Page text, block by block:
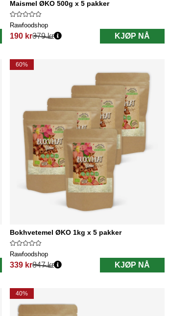
Maismel ØKO 500g x 5 pakker
Rawfoodshop
190 kr
Vanlig pris:
379 kr KJØP NÅ
60%
Bokhvetemel ØKO 1kg x 5 pakker
Rawfoodshop
339 kr
Vanlig pris:
847 kr KJØP NÅ
40%